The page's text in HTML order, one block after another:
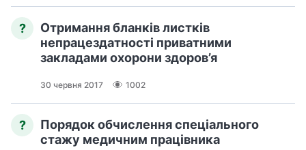
?
Отримання бланків листків
непрацездатності приватними
закладами охорони здоров’я
30 червня 2017 1002
?
Порядок обчислення спеціального
стажу медичним працівника